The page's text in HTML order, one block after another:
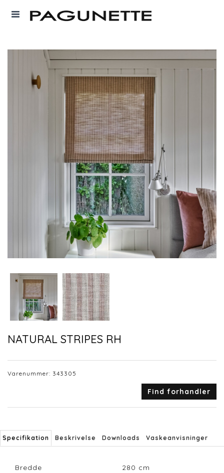
NATURAL STRIPES RH
Varenummer: 343305
Find forhandler
Specifikation Beskrivelse Downloads Vaskeanvisninger
Bredde 280 cm